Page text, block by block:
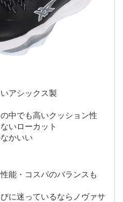
アシックス製
中でも高いクッション性
いローカット
かいい
能・コスパのバランスも
に迷っているならノヴァサ